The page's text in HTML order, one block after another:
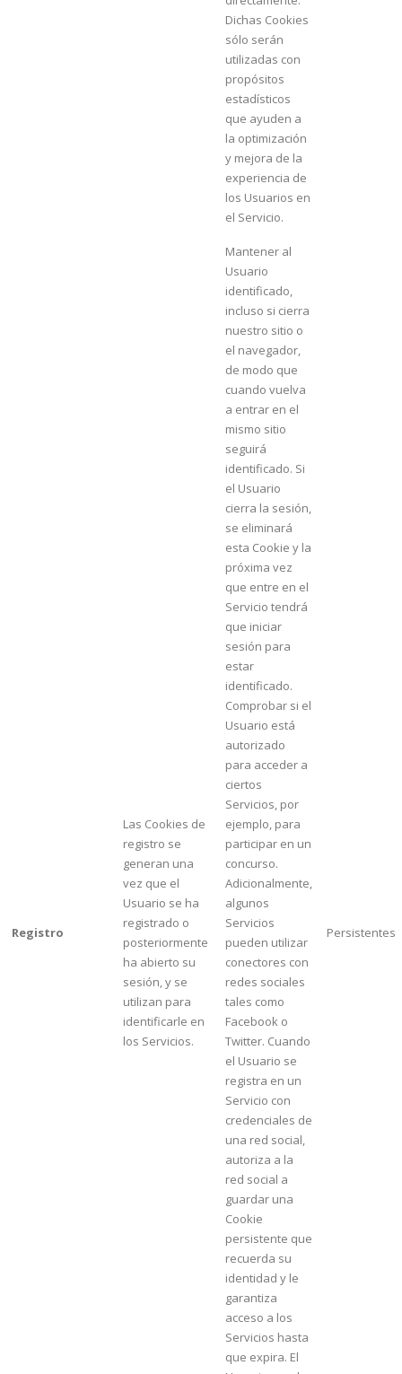
Dichas Cookies
sólo serán
utilizadas con
propósitos
estadísticos
que ayuden a
la optimización
y mejora de la
experiencia de
los Usuarios en
el Servicio.
Registro
Las Cookies de
registro se
generan una
vez que el
Usuario se ha
registrado o
posteriormente
ha abierto su
sesión, y se
utilizan para
identificarle en
los Servicios.
Mantener al
Usuario
identificado,
incluso si cierra
nuestro sitio o
el navegador,
de modo que
cuando vuelva
a entrar en el
mismo sitio
seguirá
identificado. Si
el Usuario
cierra la sesión,
se eliminará
esta Cookie y la
próxima vez
que entre en el
Servicio tendrá
que iniciar
sesión para
estar
identificado.
Comprobar si el
Usuario está
autorizado
para acceder a
ciertos
Servicios, por
ejemplo, para
participar en un
concurso.
Adicionalmente,
algunos
Servicios
pueden utilizar
conectores con
redes sociales
tales como
Facebook o
Twitter. Cuando
el Usuario se
registra en un
Servicio con
credenciales de
una red social,
autoriza a la
red social a
guardar una
Cookie
persistente que
recuerda su
identidad y le
garantiza
acceso a los
Servicios hasta
que expira. El
Persistentes